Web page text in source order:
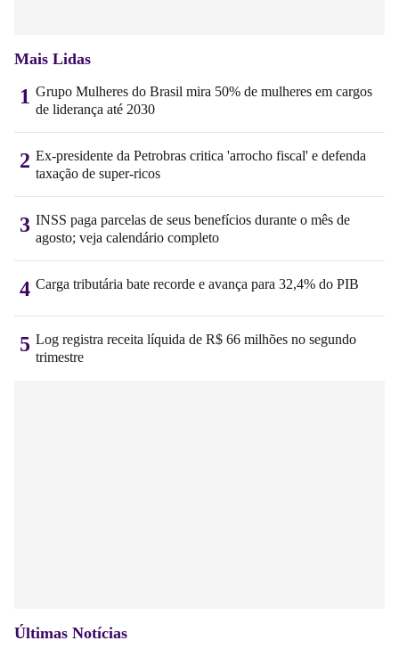
Mais Lidas
1 Grupo Mulheres do Brasil mira 50% de mulheres em cargos
de liderança até 2030
2 Ex-presidente da Petrobras critica 'arrocho fiscal' e defenda
taxação de super-ricos
3 INSS paga parcelas de seus benefícios durante o mês de
agosto; veja calendário completo
4 Carga tributária bate recorde e avança para 32,4% do PIB
5 Log registra receita líquida de R$ 66 milhões no segundo
trimestre
Últimas Notícias